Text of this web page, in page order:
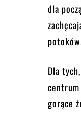
dla
Dla
gorące